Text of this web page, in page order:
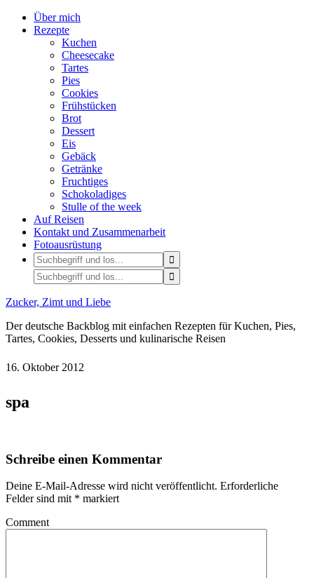
Über mich
Rezepte
Kuchen
Cheesecake
Tartes
Pies
Cookies
Frühstücken
Brot
Dessert
Eis
Gebäck
Getränke
Fruchtiges
Schokoladiges
Stulle of the week
Auf Reisen
Kontakt und Zusammenarbeit
Fotoausrüstung
Zucker, Zimt und Liebe
Der deutsche Backblog mit einfachen Rezepten für Kuchen, Pies,
Tartes, Cookies, Desserts und kulinarische Reisen
16. Oktober 2012
spa
Schreibe einen Kommentar
Deine E-Mail-Adresse wird nicht veröffentlicht. Erforderliche
Felder sind mit * markiert
Comment